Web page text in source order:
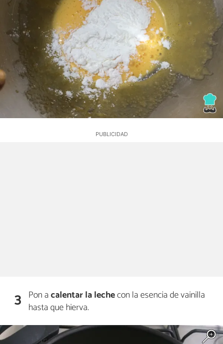
3 Pon acalentar la lechecon la esencia de vainilla
hasta que hierva.